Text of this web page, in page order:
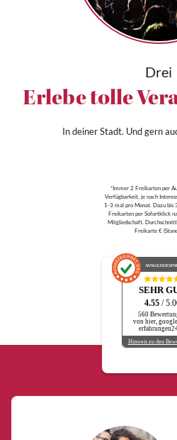
Drei
Erlebe tolle
In deiner Stadt. Und gern
*Immer 2 Freikarten per
Verfügbarkeit, je nach
1-3 mal pro Monat. Dazu bis
Freikarten per Sofortklick
Mitgliedschaft.
Freikarte €
SEHR
4.55 /
560
von hier,
Hinweis zu den